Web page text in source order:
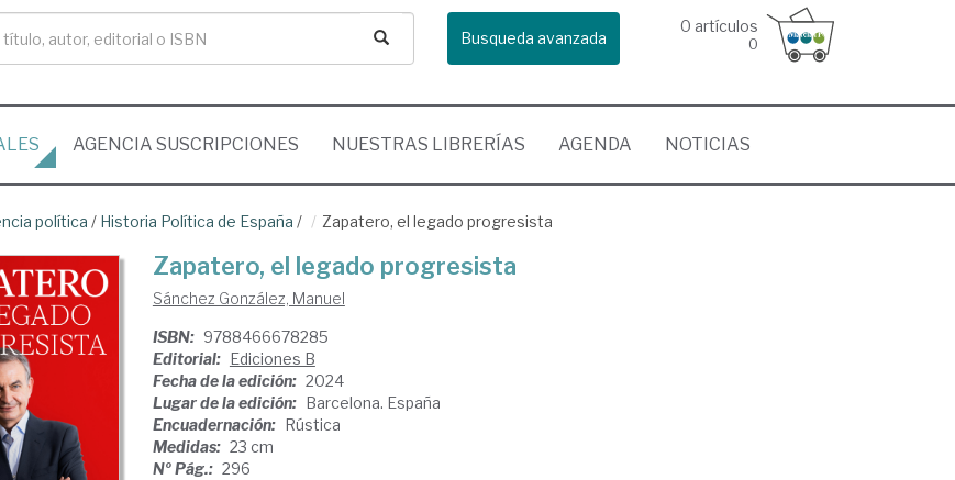
Busqueda avanzada
0 artículos
0
AGENCIA SUSCRIPCIONES NUESTRAS LIBRERÍAS AGENDA NOTICIAS
política / Historia Política de España / Zapatero, el legado progresista
Zapatero, el legado progresista
Sánchez González, Manuel
ISBN: 9788466678285
Editorial: Ediciones B
Fecha de la edición: 2024
Lugar de la edición: Barcelona. España
Encuadernación: Rústica
Medidas: 23 cm
Nº Pág.: 296